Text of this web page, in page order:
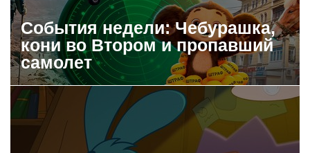
События недели: Чебурашка,
кони во Втором и пропавший
самолет